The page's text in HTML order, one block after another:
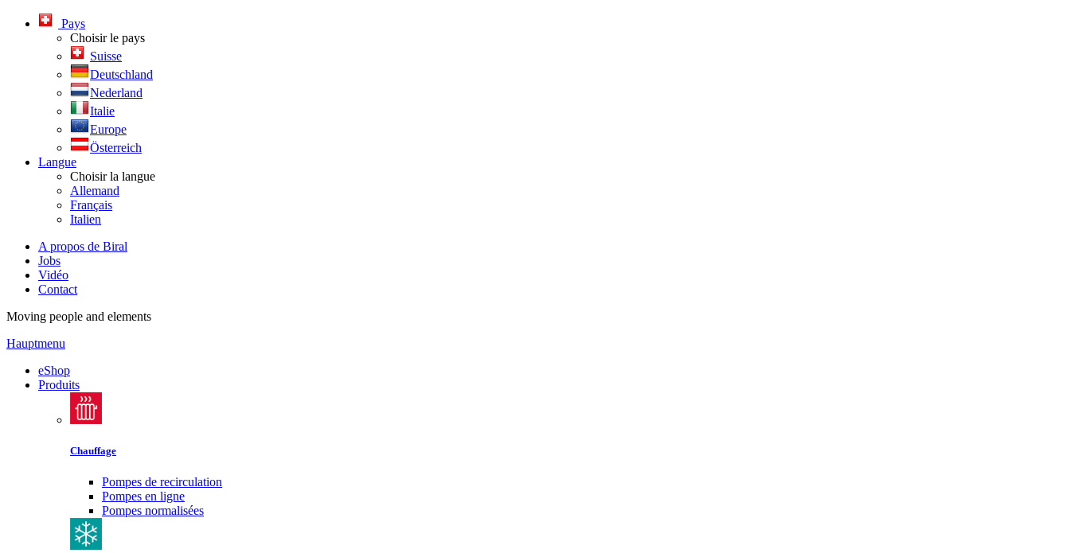
Pays
Choisir le pays
Suisse
Deutschland
Nederland
Italie
Europe
Österreich
Langue
Choisir la langue
Allemand
Français
Italien
A propos de Biral
Jobs
Vidéo
Contact
Moving people and elements
Hauptmenu
eShop
Produits
Chauffage
Pompes de recirculation
Pompes en ligne
Pompes normalisées